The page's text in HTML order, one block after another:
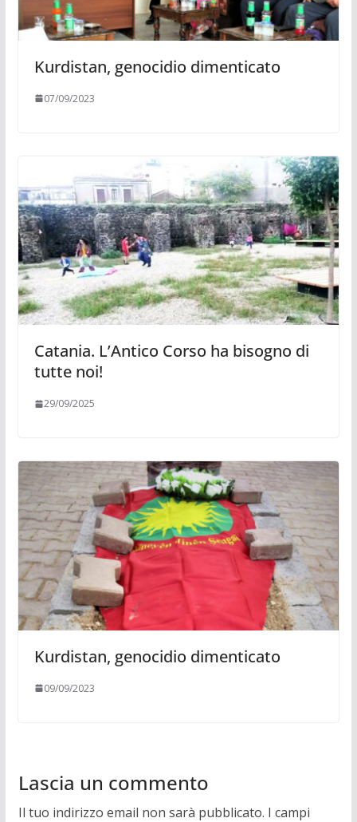
Kurdistan, genocidio dimenticato
07/09/2023
Catania. L’Antico Corso ha bisogno di
tutte noi!
29/09/2025
Kurdistan, genocidio dimenticato
09/09/2023
Lascia un commento
Il tuo indirizzo email non sarà pubblicato. I campi